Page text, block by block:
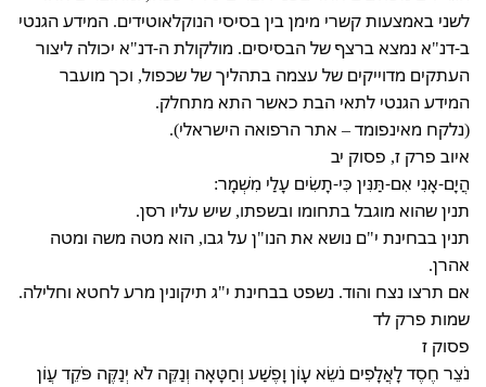
לשני באמצעות קשרי מימן בין בסיסי הנוקלאוטידים. המידע הגנטי
ב-דנ"א נמצא ברצף של הבסיסים. מולקולת ה-דנ"א יכולה ליצור
העתקים מדוייקים של עצמה בתהליך של שכפול, וכך מועבר
המידע הגנטי לתאי הבת כאשר התא מתחלק.
(נלקח מאינפומד – אתר הרפואה הישראלי).
איוב פרק ז, פסוק יב
הֲיָם-אָנִי אִם-תַּנִּין כִּי-תָשִׂים עָלַי מִשְׁמָר:
תנין שהוא מוגבל בתחומו ובשפתו, שיש עליו רסן.
תנין בבחינת י"ם נושא את הנו"ן על גבו, הוא מטה משה ומטה
אהרן.
אם תרצו נצח והוד. נשפט בבחינת י"ג תיקונין מרע לחטא וחלילה.
שמות פרק לד
פסוק ז
נֹצֵר חֶסֶד לָאֲלָפִים נֹשֵׂא עָוֹן וָפֶשַׁע וְחַטָּאָה וְנַקֵּה לֹא יְנַקֶּה פֹּקֵד עֲוֹן